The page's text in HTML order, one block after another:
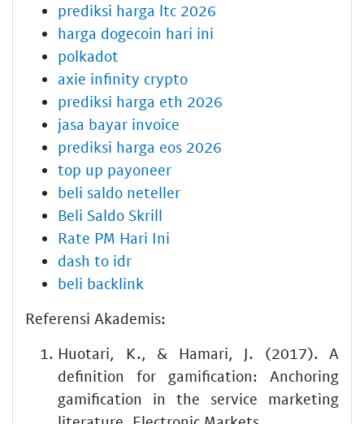
prediksi harga ltc 2026
harga dogecoin hari ini
polkadot
axie infinity crypto
prediksi harga eth 2026
jasa bayar invoice
prediksi harga eos 2026
top up payoneer
beli saldo neteller
Beli Saldo Skrill
Rate PM Hari Ini
dash to idr
beli backlink
Referensi Akademis:
Huotari, K., & Hamari, J. (2017). A
definition for gamification: Anchoring
gamification in the service marketing